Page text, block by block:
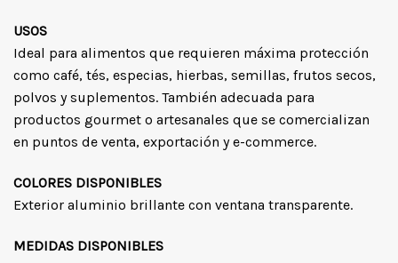
USOS
Ideal para alimentos que requieren máxima protección
como café, tés, especias, hierbas, semillas, frutos secos,
polvos y suplementos. También adecuada para
productos gourmet o artesanales que se comercializan
en puntos de venta, exportación y e-commerce.
COLORES DISPONIBLES
Exterior aluminio brillante con ventana transparente.
MEDIDAS DISPONIBLES